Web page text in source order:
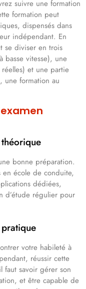
suivre une formation
formation peut
dispensés dans
indépendant. En
se diviser en trois
basse vitesse), une
et une partie
une formation au
bonne préparation.
école de conduite,
dédiées,
d’étude régulier pour
votre habileté à
réussir cette
faut savoir gérer son
et être capable de